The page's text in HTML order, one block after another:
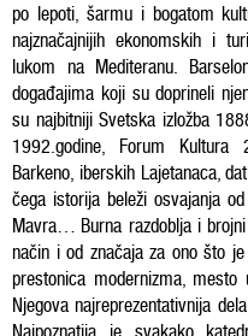
po lepoti, šarmu i bogatom
najznačajnijih ekonomskih i
lukom na Mediteranu.
događajima koji su doprineli
su najbitniji Svetska izložba
1992.godine, Forum
Barkeno, iberskih Lajetanaca,
čega istorija beleži osvajanja
Mavra… Burna razdoblja i
način i od značaja za ono što
prestonica modernizma,
Njegova najreprezentativnija